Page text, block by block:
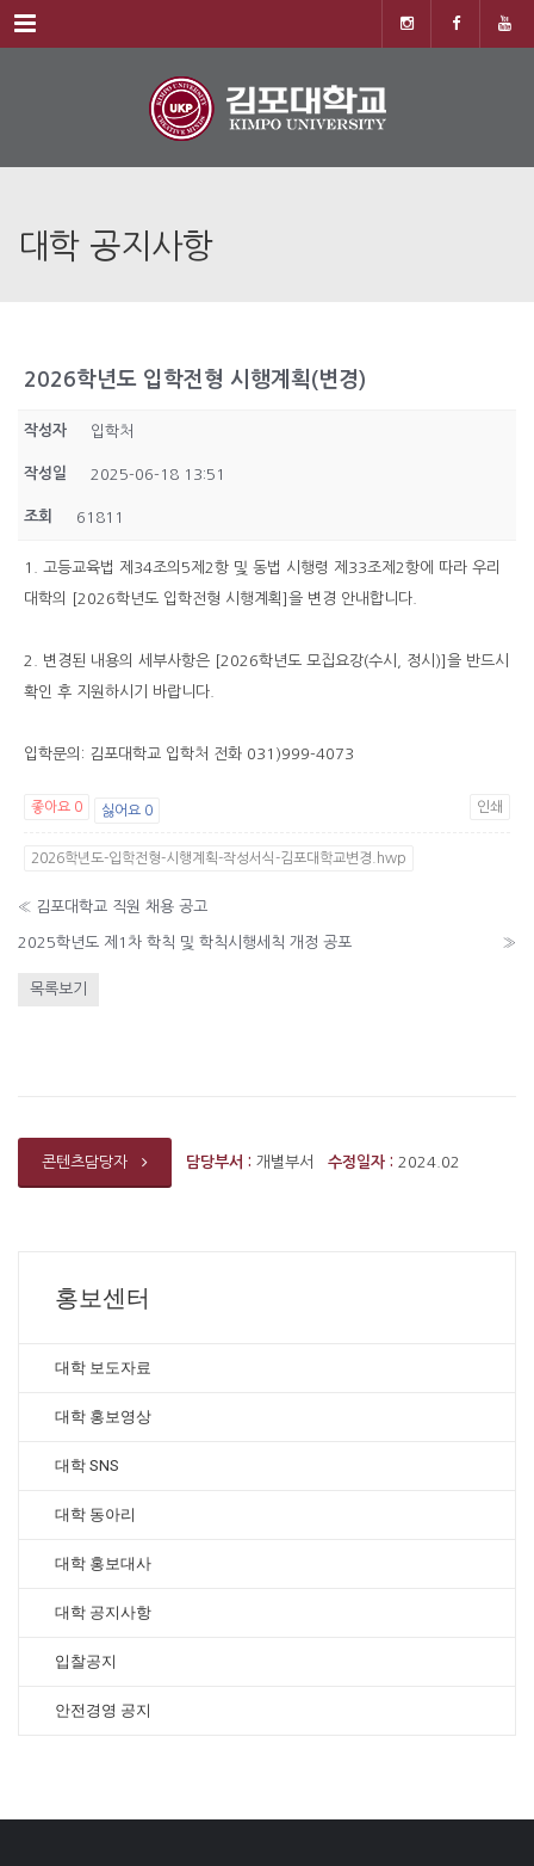
Menu
대학 공지사항
2026학년도 입학전형 시행계획(변경)
작성자 입학처
작성일 2025-06-18 13:51
조회 61811
1. 고등교육법 제34조의5제2항 및 동법 시행령 제33조제2항에 따라 우리
대학의 [2026학년도 입학전형 시행계획]을 변경 안내합니다.
2. 변경된 내용의 세부사항은 [2026학년도 모집요강(수시, 정시)]을 반드시
확인 후 지원하시기 바랍니다.
입학문의: 김포대학교 입학처 전화 031)999-4073
좋아요 0 싫어요 0 인쇄
2026학년도-입학전형-시행계획-작성서식-김포대학교변경.hwp
« 김포대학교 직원 채용 공고
2025학년도 제1차 학칙 및 학칙시행세칙 개정 공포 »
목록보기
콘텐츠담당자 담당부서 : 개별부서 수정일자 : 2024.02
홍보센터
대학 보도자료
대학 홍보영상
대학 SNS
대학 동아리
대학 홍보대사
대학 공지사항
입찰공지
안전경영 공지